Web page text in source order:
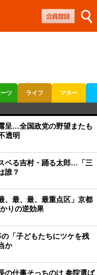
ツ ライフ マネー
呈…全国政党の野望またも
透明
ベる吉村・踊る太郎…「三
誰？
、最、最、最重点区」京都
りの逆効果
の「子どもたちにツケを残
か
の仕事そっちのけ 参院選ば